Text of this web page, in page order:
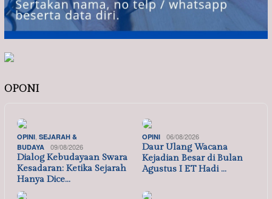
OPONI
OPINI, SEJARAH &
BUDAYA
09/08/2026
Dialog Kebudayaan Swara
Kesadaran: Ketika Sejarah
Hanya Dice…
OPINI 06/08/2026
Daur Ulang Wacana
Kejadian Besar di Bulan
Agustus I ET Hadi …